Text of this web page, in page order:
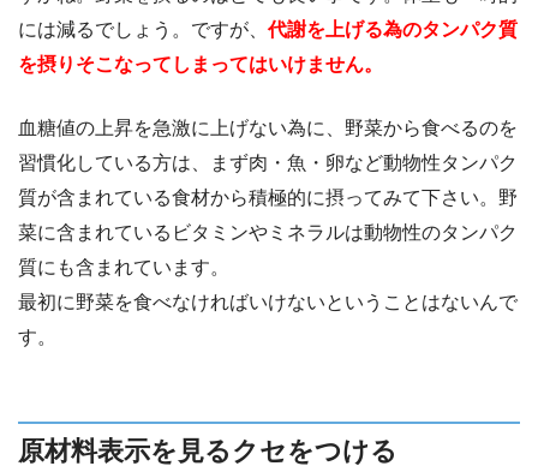
には減るでしょう。ですが、代謝を上げる為のタンパク質
を摂りそこなってしまってはいけません。
血糖値の上昇を急激に上げない為に、野菜から食べるのを
習慣化している方は、まず肉・魚・卵など動物性タンパク
質が含まれている食材から積極的に摂ってみて下さい。野
菜に含まれているビタミンやミネラルは動物性のタンパク
質にも含まれています。
最初に野菜を食べなければいけないということはないんで
す。
原材料表示を見るクセをつける